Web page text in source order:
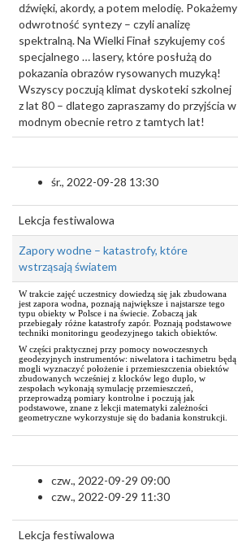
dźwięki, akordy, a potem melodię. Pokażemy
odwrotność syntezy – czyli analizę
spektralną. Na Wielki Finał szykujemy coś
specjalnego … lasery, które posłużą do
pokazania obrazów rysowanych muzyką!
Wszyscy poczują klimat dyskoteki szkolnej
z lat 80 – dlatego zapraszamy do przyjścia w
modnym obecnie retro z tamtych lat!
śr., 2022-09-28 13:30
Lekcja festiwalowa
Zapory wodne – katastrofy, które
wstrząsają światem
W trakcie zajęć uczestnicy dowiedzą się jak zbudowana
jest zapora wodna, poznają największe i najstarsze tego
typu obiekty w Polsce i na świecie. Zobaczą jak
przebiegały różne katastrofy zapór. Poznają podstawowe
techniki monitoringu geodezyjnego takich obiektów.
W części praktycznej przy pomocy nowoczesnych
geodezyjnych instrumentów: niwelatora i tachimetru będą
mogli wyznaczyć położenie i przemieszczenia obiektów
zbudowanych wcześniej z klocków lego duplo, w
zespołach wykonają symulację przemieszczeń,
przeprowadzą pomiary kontrolne i poczują jak
podstawowe, znane z lekcji matematyki zależności
geometryczne wykorzystuje się do badania konstrukcji.
czw., 2022-09-29 09:00
czw., 2022-09-29 11:30
Lekcja festiwalowa